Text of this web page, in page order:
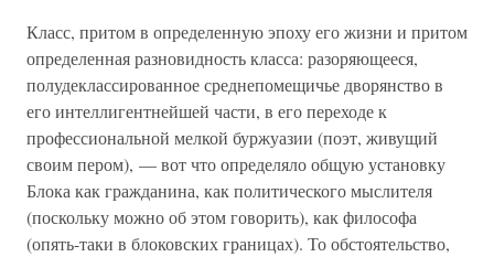
Класс, притом в определенную эпоху его жизни и притом
определенная разновидность класса: разоряющееся,
полудеклассированное среднепомещичье дворянство в
его интеллигентнейшей части, в его переходе к
профессиональной мелкой буржуазии (поэт, живущий
своим пером), — вот что определяло общую установку
Блока как гражданина, как политического мыслителя
(поскольку можно об этом говорить), как философа
(опять-таки в блоковских границах). То обстоятельство,